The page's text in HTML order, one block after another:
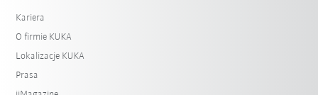
Kariera
O firmie KUKA
Lokalizacje KUKA
Prasa